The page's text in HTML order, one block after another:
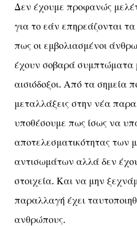
Δεν έχουμε προφανώς
για το εάν επηρεάζονται
πως οι εμβολιασμένοι
έχουν σοβαρά συμπτώματα
αισιόδοξοι. Από τα σημεία
μεταλλάξεις στην νέα
υποθέσουμε πως ίσως να
αποτελεσματικότητας των
αντισωμάτων αλλά δεν
στοιχεία. Και να μην
παραλλαγή έχει
ανθρώπους.